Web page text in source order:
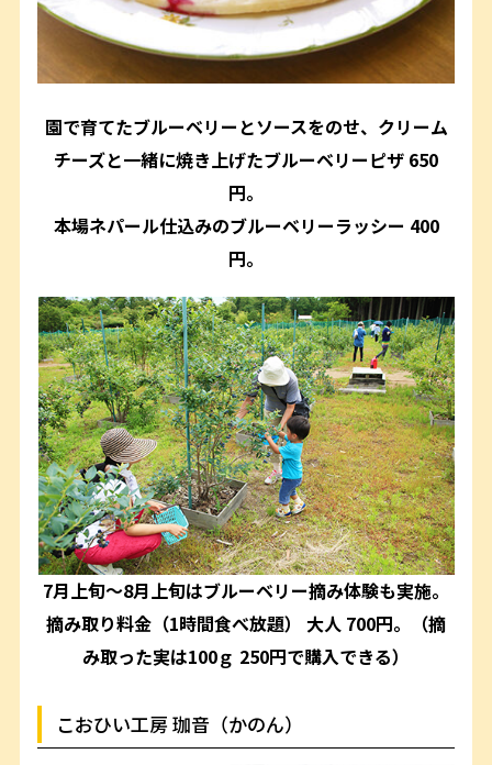
園で育てたブルーベリーとソースをのせ、クリーム
チーズと一緒に焼き上げたブルーベリーピザ 650
円。
本場ネパール仕込みのブルーベリーラッシー 400
円。
7月上旬～8月上旬はブルーベリー摘み体験も実施。
摘み取り料金（1時間食べ放題） 大人 700円。（摘
み取った実は100ｇ 250円で購入できる）
こおひい工房 珈音（かのん）